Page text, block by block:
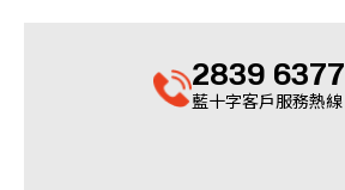
2839 6377
藍十字客戶服務熱線